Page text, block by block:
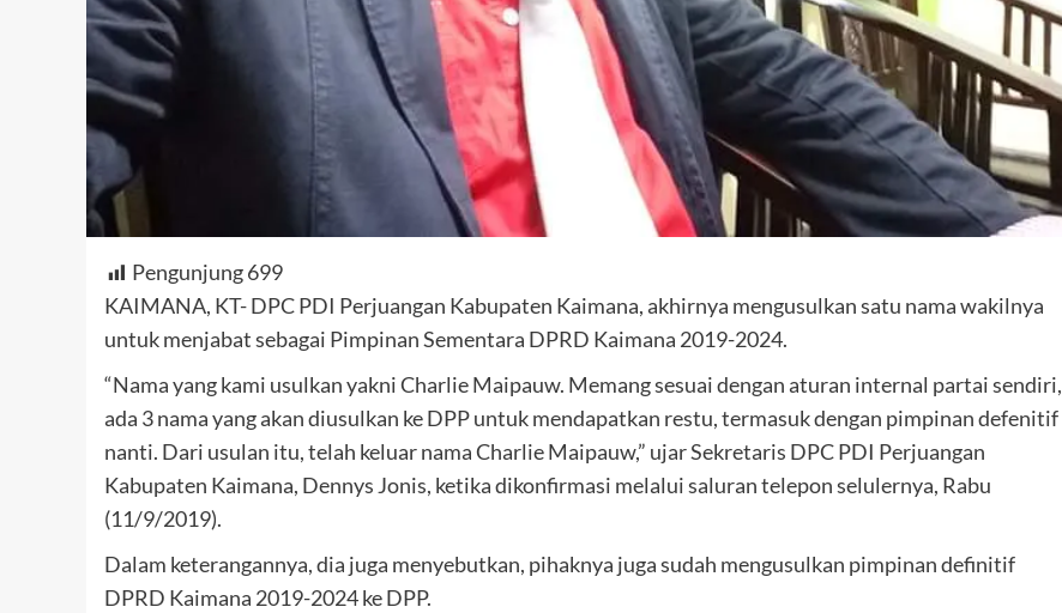
Pengunjung699
KAIMANA, KT- DPC PDI Perjuangan Kabupaten Kaimana, akhirnya mengusulkan satu nama wakilnya
untuk menjabat sebagai Pimpinan Sementara DPRD Kaimana 2019-2024.
“Nama yang kami usulkan yakni Charlie Maipauw. Memang sesuai dengan aturan internal partai sendiri,
ada 3 nama yang akan diusulkan ke DPP untuk mendapatkan restu, termasuk dengan pimpinan defenitif
nanti. Dari usulan itu, telah keluar nama Charlie Maipauw,” ujar Sekretaris DPC PDI Perjuangan
Kabupaten Kaimana, Dennys Jonis, ketika dikonfirmasi melalui saluran telepon selulernya, Rabu
(11/9/2019).
Dalam keterangannya, dia juga menyebutkan, pihaknya juga sudah mengusulkan pimpinan definitif
DPRD Kaimana 2019-2024 ke DPP.